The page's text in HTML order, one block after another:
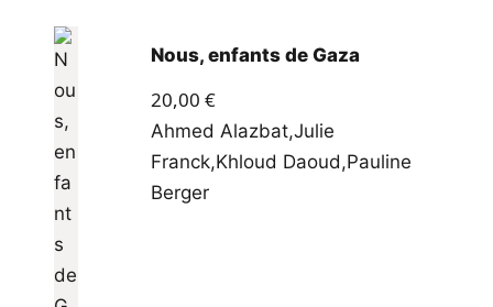
Nous, enfants de Gaza
20,00 €
Ahmed Alazbat,Julie
Franck,Khloud Daoud,Pauline
Berger